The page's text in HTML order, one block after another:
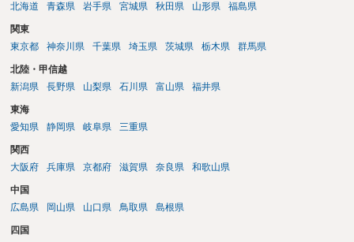
北海道
青森県 岩手県 宮城県 秋田県 山形県 福島県
関東
東京都
神奈川県 千葉県 埼玉県 茨城県 栃木県 群馬県
北陸・甲信越
新潟県
長野県 山梨県 石川県 富山県 福井県
東海
愛知県
静岡県 岐阜県 三重県
関西
大阪府
兵庫県 京都府 滋賀県 奈良県 和歌山県
中国
広島県
岡山県 山口県 鳥取県 島根県
四国